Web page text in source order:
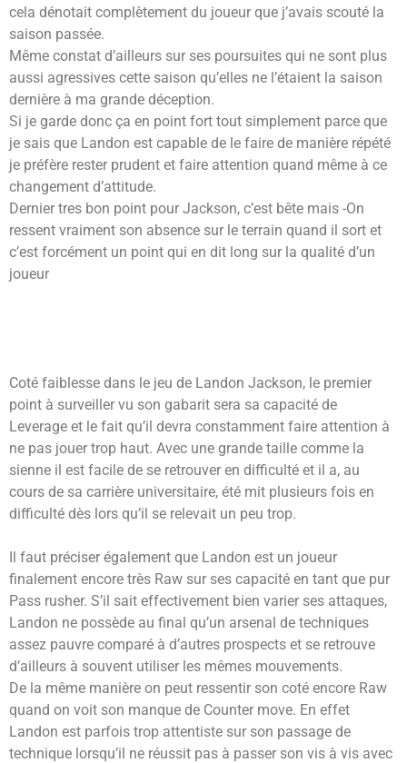
cela dénotait complètement du joueur que j’avais scouté la
saison passée.
Même constat d’ailleurs sur ses poursuites qui ne sont plus
aussi agressives cette saison qu’elles ne l’étaient la saison
dernière à ma grande déception.
Si je garde donc ça en point fort tout simplement parce que
je sais que Landon est capable de le faire de manière répété
je préfère rester prudent et faire attention quand même à ce
changement d’attitude.
Dernier tres bon point pour Jackson, c’est bête mais -On
ressent vraiment son absence sur le terrain quand il sort et
c’est forcément un point qui en dit long sur la qualité d’un
joueur
Coté faiblesse dans le jeu de Landon Jackson, le premier
point à surveiller vu son gabarit sera sa capacité de
Leverage et le fait qu’il devra constamment faire attention à
ne pas jouer trop haut. Avec une grande taille comme la
sienne il est facile de se retrouver en difficulté et il a, au
cours de sa carrière universitaire, été mit plusieurs fois en
difficulté dès lors qu’il se relevait un peu trop.
Il faut préciser également que Landon est un joueur
finalement encore très Raw sur ses capacité en tant que pur
Pass rusher. S’il sait effectivement bien varier ses attaques,
Landon ne possède au final qu’un arsenal de techniques
assez pauvre comparé à d’autres prospects et se retrouve
d’ailleurs à souvent utiliser les mêmes mouvements.
De la même manière on peut ressentir son coté encore Raw
quand on voit son manque de Counter move. En effet
Landon est parfois trop attentiste sur son passage de
technique lorsqu’il ne réussit pas à passer son vis à vis avec